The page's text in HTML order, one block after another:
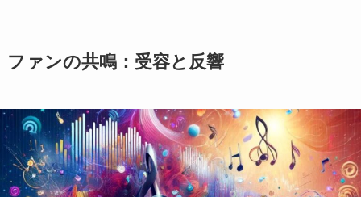
ファンの共鳴：受容と反響